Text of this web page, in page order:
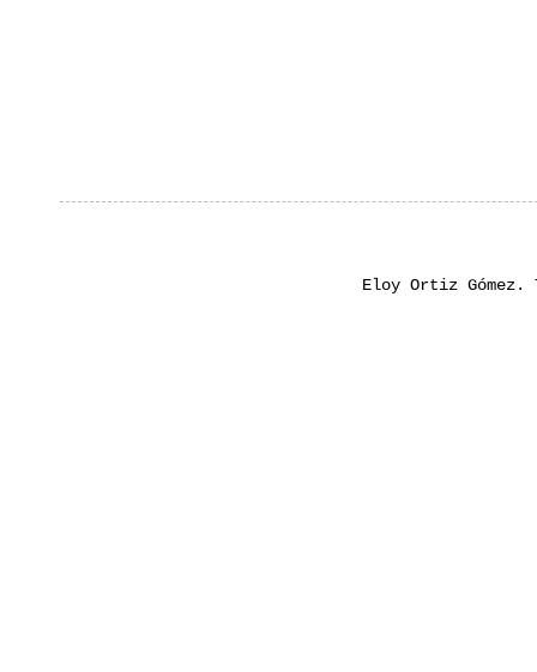
Eloy Ortiz